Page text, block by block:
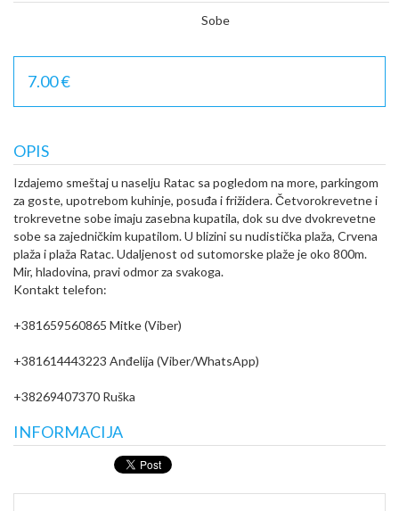
Sobe
7.00 €
OPIS
Izdajemo smeštaj u naselju Ratac sa pogledom na more, parkingom
za goste, upotrebom kuhinje, posuđa i frižidera. Četvorokrevetne i
trokrevetne sobe imaju zasebna kupatila, dok su dve dvokrevetne
sobe sa zajedničkim kupatilom. U blizini su nudistička plaža, Crvena
plaža i plaža Ratac. Udaljenost od sutomorske plaže je oko 800m.
Mir, hladovina, pravi odmor za svakoga.
Kontakt telefon:
+381659560865 Mitke (Viber)
+381614443223 Anđelija (Viber/WhatsApp)
+38269407370 Ruška
INFORMACIJA